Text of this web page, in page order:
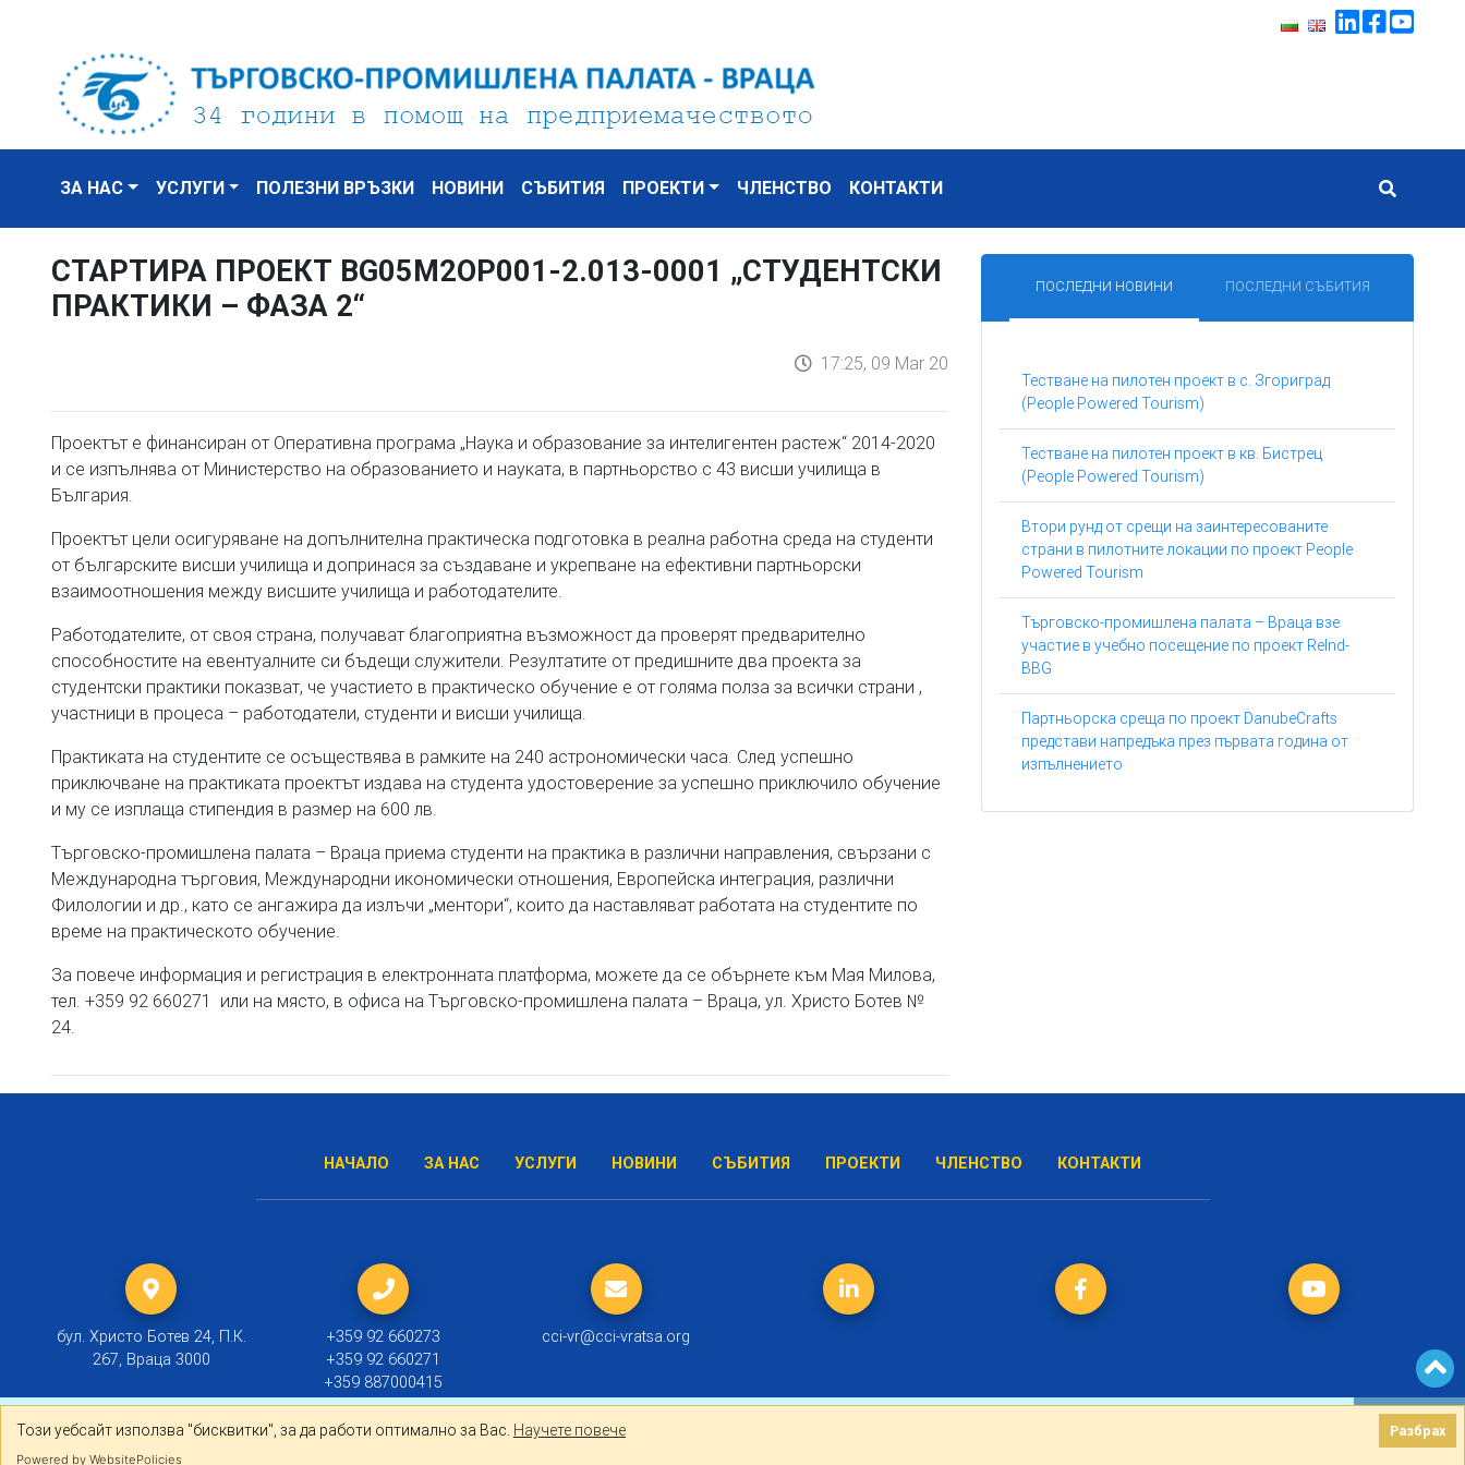
Този уебсайт използва "бисквитки", за да работи оптимално за Вас.Научете повече Разбрах
Този уебсайт използва "бисквитки", за да работи оптимално за Вас. Научете повече Разбрах
Powered by WebsitePolicies
ЗА НАС УСЛУГИ ПОЛЕЗНИ ВРЪЗКИ НОВИНИ СЪБИТИЯ ПРОЕКТИ ЧЛЕНСТВО КОНТАКТИ
СТАРТИРА ПРОЕКТ BG05M2ОР001-2.013-0001 „СТУДЕНТСКИ
ПРАКТИКИ – ФАЗА 2“
17:25, 09 Mar 20
Проектът е финансиран от Оперативна програма „Наука и образование за интелигентен растеж“ 2014-2020
и се изпълнява от Министерство на образованието и науката, в партньорство с 43 висши училища в
България.
Проектът цели осигуряване на допълнителна практическа подготовка в реална работна среда на студенти
от българските висши училища и допринася за създаване и укрепване на ефективни партньорски
взаимоотношения между висшите училища и работодателите.
Работодателите, от своя страна, получават благоприятна възможност да проверят предварително
способностите на евентуалните си бъдещи служители. Резултатите от предишните два проекта за
студентски практики показват, че участието в практическо обучение е от голяма полза за всички страни ,
участници в процеса – работодатели, студенти и висши училища.
Практиката на студентите се осъществява в рамките на 240 астрономически часа. След успешно
приключване на практиката проектът издава на студента удостоверение за успешно приключило обучение
и му се изплаща стипендия в размер на 600 лв.
Търговско-промишлена палата – Враца приема студенти на практика в различни направления, свързани с
Международна търговия, Международни икономически отношения, Европейска интеграция, различни
Филологии и др., като се ангажира да излъчи „ментори“, които да наставляват работата на студентите по
време на практическото обучение.
За повече информация и регистрация в електронната платформа, можете да се обърнете към Мая Милова,
тел. +359 92 660271 или на място, в офиса на Търговско-промишлена палата – Враца, ул. Христо Ботев №
24.
ПОСЛЕДНИ НОВИНИ ПОСЛЕДНИ СЪБИТИЯ
Тестване на пилотен проект в с. Згориград
(People Powered Tourism)
Тестване на пилотен проект в кв. Бистрец
(People Powered Tourism)
Втори рунд от срещи на заинтересованите
страни в пилотните локации по проект People
Powered Tourism
Търговско-промишлена палата – Враца взе
участие в учебно посещение по проект ReInd-
BBG
Партньорска среща по проект DanubeCrafts
представи напредъка през първата година от
изпълнението
НАЧАЛО ЗА НАС УСЛУГИ НОВИНИ СЪБИТИЯ ПРОЕКТИ ЧЛЕНСТВО КОНТАКТИ
бул. Христо Ботев 24, П.К.
267, Враца 3000
+359 92 660273
+359 92 660271
+359 887000415
cci-vr@cci-vratsa.org
© 2019 ТПП Враца | Политика за личните данни DREAMmedia Creative Studio